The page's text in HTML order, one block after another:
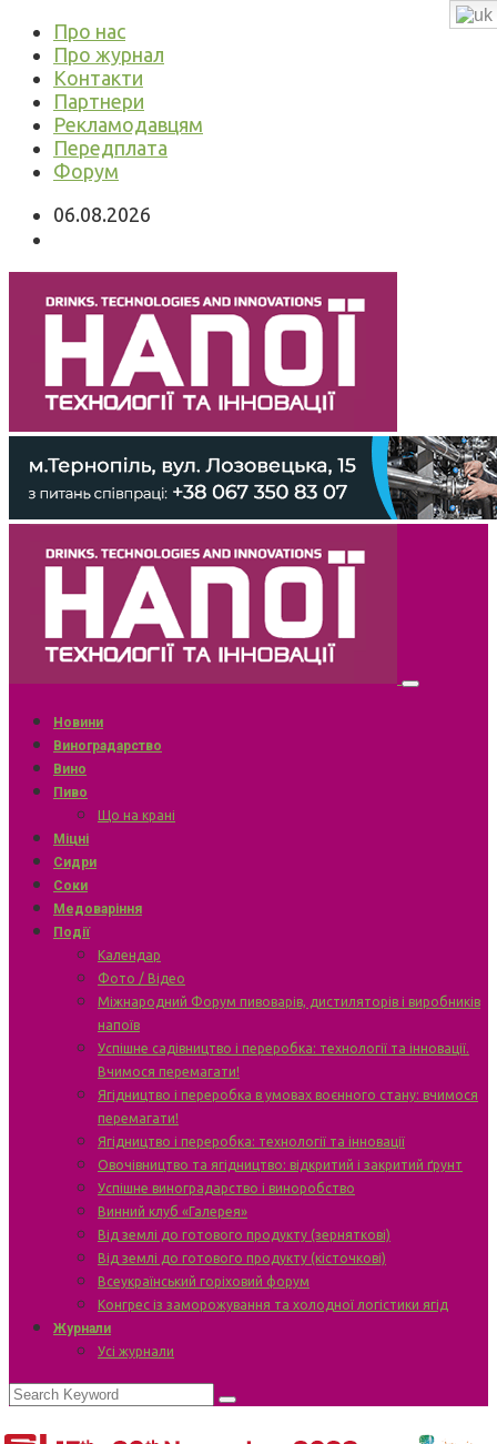
Про нас
Про журнал
Контакти
Партнери
Рекламодавцям
Передплата
Форум
06.08.2026
Новини
Виноградарство
Вино
Пиво
Що на крані
Міцні
Сидри
Соки
Медоваріння
Події
Календар
Фото / Відео
Міжнародний Форум пивоварів, дистиляторів і виробників
напоїв
Успішне садівництво і переробка: технології та інновації.
Вчимося перемагати!
Ягідництво і переробка в умовах воєнного стану: вчимося
перемагати!
Ягідництво і переробка: технології та інновації
Овочівництво та ягідництво: відкритий і закритий ґрунт
Успішне виноградарство і виноробство
Винний клуб «Галерея»
Від землі до готового продукту (зерняткові)
Від землі до готового продукту (кісточкові)
Всеукраїнський горіховий форум
Конгрес із заморожування та холодної логістики ягід
Журнали
Усі журнали